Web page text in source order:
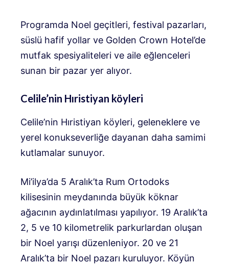
Programda Noel geçitleri, festival pazarları,
süslü hafif yollar ve Golden Crown Hotel’de
mutfak spesiyaliteleri ve aile eğlenceleri
sunan bir pazar yer alıyor.
Celile’nin Hıristiyan köyleri
Celile’nin Hıristiyan köyleri, geleneklere ve
yerel konukseverliğe dayanan daha samimi
kutlamalar sunuyor.
Mi’ilya’da 5 Aralık’ta Rum Ortodoks
kilisesinin meydanında büyük köknar
ağacının aydınlatılması yapılıyor. 19 Aralık’ta
2, 5 ve 10 kilometrelik parkurlardan oluşan
bir Noel yarışı düzenleniyor. 20 ve 21
Aralık’ta bir Noel pazarı kuruluyor. Köyün